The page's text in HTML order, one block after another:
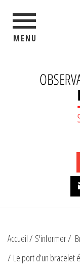
MENU
Accueil S'informer
Le port d’un bracelet